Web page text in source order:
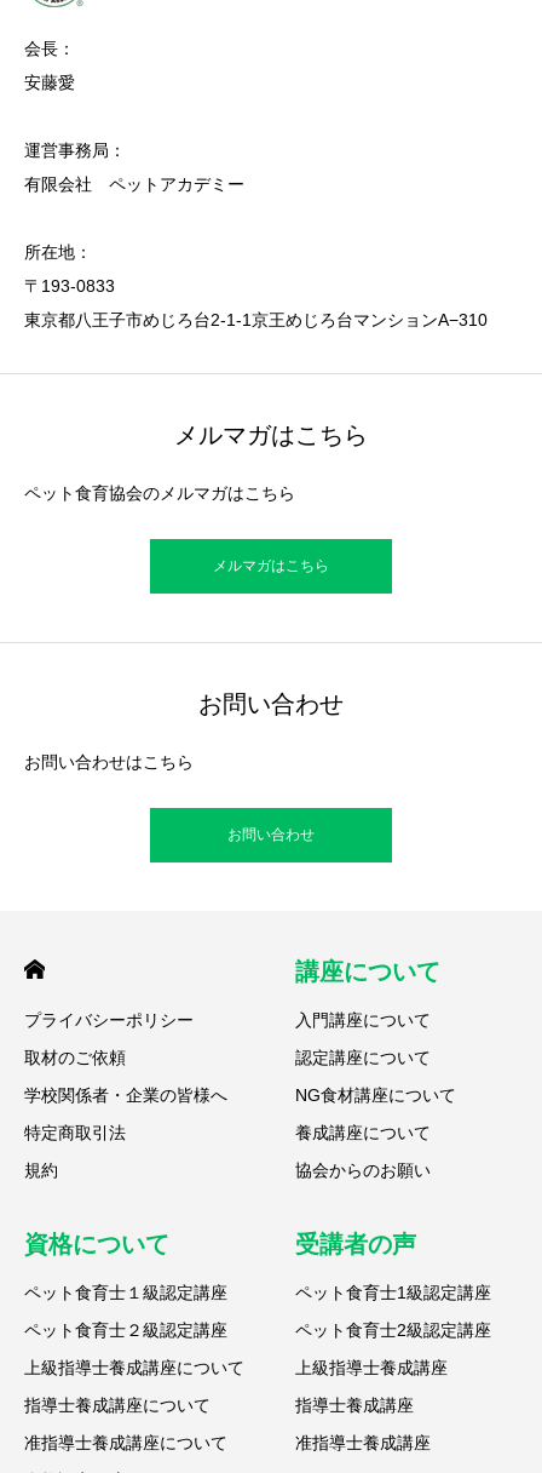
会長：
安藤愛
運営事務局：
有限会社 ペットアカデミー
所在地：
〒193-0833
東京都八王子市めじろ台2-1-1京王めじろ台マンションA−310
メルマガはこちら
ペット食育協会のメルマガはこちら
メルマガはこちら
お問い合わせ
お問い合わせはこちら
お問い合わせ
プライバシーポリシー
取材のご依頼
学校関係者・企業の皆様へ
特定商取引法
規約
講座について
入門講座について
認定講座について
NG食材講座について
養成講座について
協会からのお願い
資格について
ペット食育士１級認定講座
ペット食育士２級認定講座
上級指導士養成講座について
指導士養成講座について
准指導士養成講座について
受講者の声
ペット食育士1級認定講座
ペット食育士2級認定講座
上級指導士養成講座
指導士養成講座
准指導士養成講座